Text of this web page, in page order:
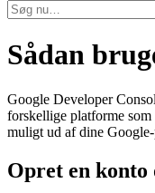
Sådan
Google Developer
forskellige platforme
muligt ud af dine
Opret en konto